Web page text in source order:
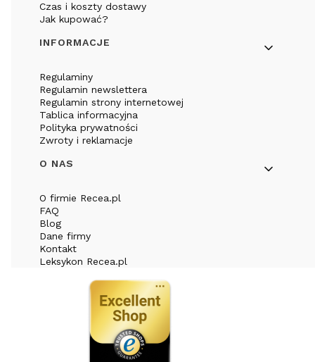
Czas i koszty dostawy
Jak kupować?
INFORMACJE
Regulaminy
Regulamin newslettera
Regulamin strony internetowej
Tablica informacyjna
Polityka prywatności
Zwroty i reklamacje
O NAS
O firmie Recea.pl
FAQ
Blog
Dane firmy
Kontakt
Leksykon Recea.pl